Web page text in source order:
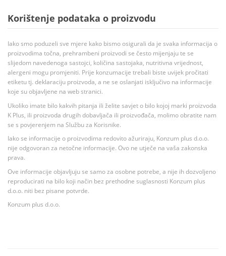
Korištenje podataka o proizvodu
Iako smo poduzeli sve mjere kako bismo osigurali da je svaka informacija o
proizvodima točna, prehrambeni proizvodi se često mijenjaju te se
slijedom navedenoga sastojci, količina sastojaka, nutritivna vrijednost,
alergeni mogu promjeniti. Prije konzumacije trebali biste uvijek pročitati
etiketu tj. deklaraciju proizvoda, a ne se oslanjati isključivo na informacije
koje su objavljene na web stranici.
Ukoliko imate bilo kakvih pitanja ili želite savjet o bilo kojoj marki proizvoda
K Plus, ili proizvoda drugih dobavljača ili proizvođača, molimo obratite nam
se s povjerenjem na Službu za Korisnike.
Iako se informacije o proizvodima redovito ažuriraju, Konzum plus d.o.o.
nije odgovoran za netočne informacije. Ovo ne utječe na vaša zakonska
prava.
Ove informacije objavljuju se samo za osobne potrebe, a nije ih dozvoljeno
reproducirati na bilo koji način bez prethodne suglasnosti Konzum plus
d.o.o. niti bez pisane potvrde.
Konzum plus d.o.o.